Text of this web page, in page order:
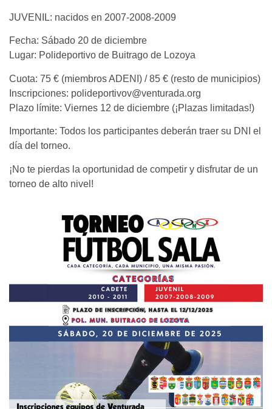
JUVENIL: nacidos en 2007-2008-2009
Fecha: Sábado 20 de diciembre
Lugar: Polideportivo de Buitrago de Lozoya
Cuota: 75 € (miembros ADENI) / 85 € (resto de municipios)
Inscripciones: polideportivov@venturada.org
Plazo límite: Viernes 12 de diciembre (¡Plazas limitadas!)
Importante: Todos los participantes deberán traer su DNI el
día del torneo.
¡No te pierdas la oportunidad de competir y disfrutar de un
torneo de alto nivel!